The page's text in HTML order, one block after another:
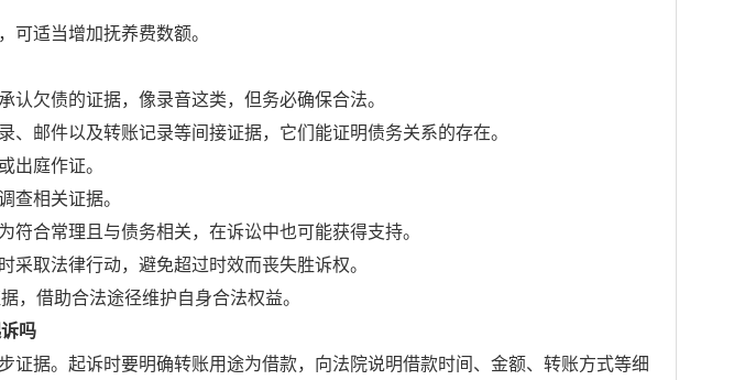
可适当增加抚养费数额。
认欠债的证据，像录音这类，但务必确保合法。
、邮件以及转账记录等间接证据，它们能证明债务关系的存在。
出庭作证。
查相关证据。
符合常理且与债务相关，在诉讼中也可能获得支持。
采取法律行动，避免超过时效而丧失胜诉权。
，借助合法途径维护自身合法权益。
吗
证据。起诉时要明确转账用途为借款，向法院说明借款时间、金额、转账方式等细